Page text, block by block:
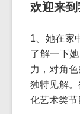
欢迎来
1、她在家
了解一下
力，对角
独特见解
化艺术类节